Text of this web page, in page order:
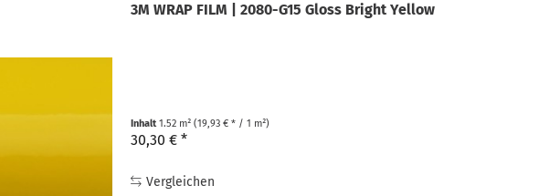
3M WRAP FILM | 2080-G15 Gloss Bright Yellow
Inhalt1.52 m²(19,93 € * / 1 m²)
30,30 € *
Vergleichen